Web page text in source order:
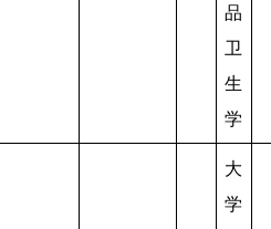
品
卫
生
学
大
学